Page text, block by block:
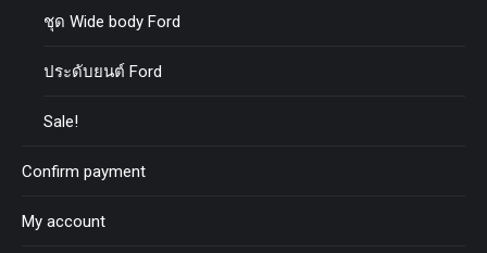
ชุด Wide body Ford
ประดับยนต์ Ford
Sale!
Confirm payment
My account